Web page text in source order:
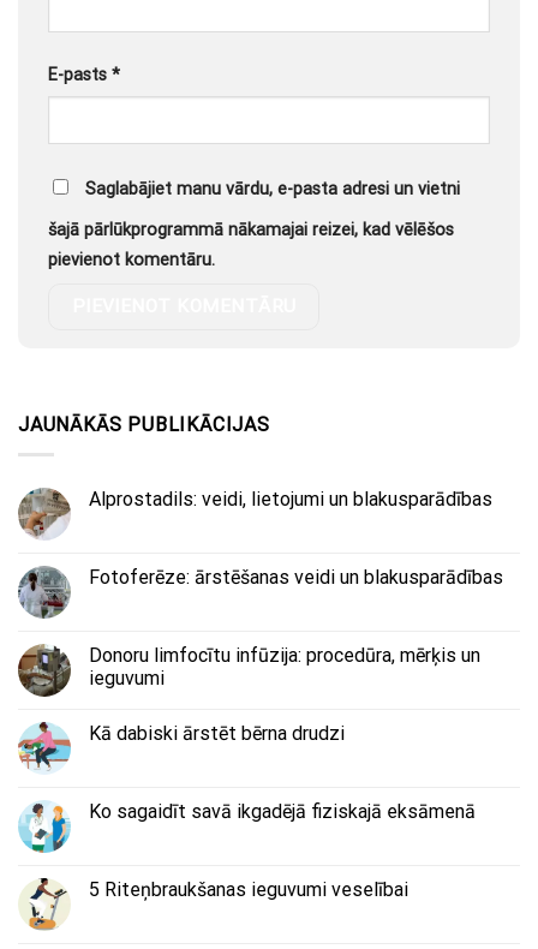
E-pasts *
Saglabājiet manu vārdu, e-pasta adresi un vietni
šajā pārlūkprogrammā nākamajai reizei, kad vēlēšos
pievienot komentāru.
JAUNĀKĀS PUBLIKĀCIJAS
Alprostadils: veidi, lietojumi un blakusparādības
Fotoferēze: ārstēšanas veidi un blakusparādības
Donoru limfocītu infūzija: procedūra, mērķis un
ieguvumi
Kā dabiski ārstēt bērna drudzi
Ko sagaidīt savā ikgadējā fiziskajā eksāmenā
5 Riteņbraukšanas ieguvumi veselībai